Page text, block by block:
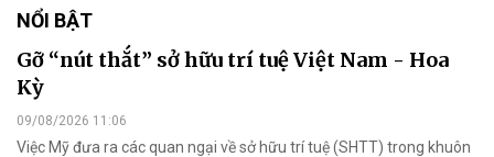
NỔI BẬT
Gỡ “nút thắt” sở hữu trí tuệ Việt Nam - Hoa
Kỳ
09/08/2026 11:06
Việc Mỹ đưa ra các quan ngại về sở hữu trí tuệ (SHTT) trong khuôn